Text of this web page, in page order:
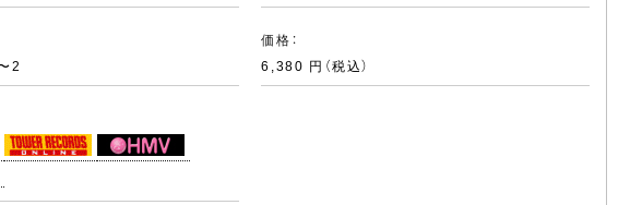
2
価格：
6,380 円（税込）